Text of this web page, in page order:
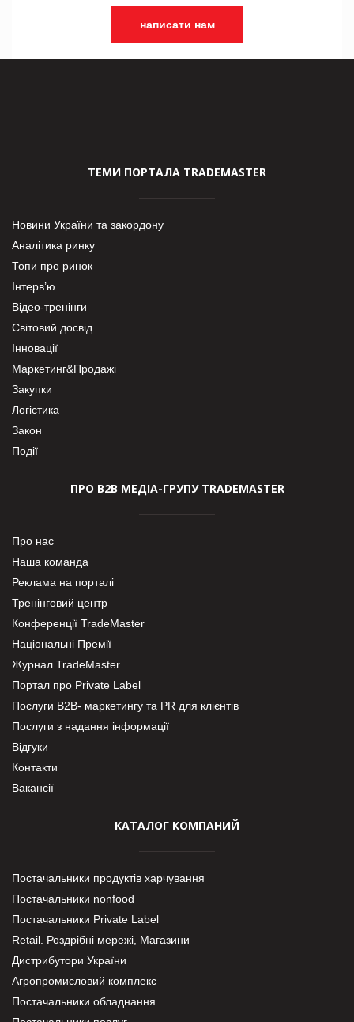
написати нам
ТЕМИ ПОРТАЛА TRADEMASTER
Новини України та закордону
Аналітика ринку
Топи про ринок
Інтерв’ю
Відео-тренінги
Світовий досвід
Інновації
Маркетинг&Продажі
Закупки
Логістика
Закон
Події
ПРО В2В МЕДІА-ГРУПУ TRADEMASTER
Про нас
Наша команда
Реклама на порталі
Тренінговий центр
Конференції TradeMaster
Національні Премії
Журнал TradeMaster
Портал про Private Label
Послуги В2В- маркетингу та PR для клієнтів
Послуги з надання інформації
Відгуки
Контакти
Вакансії
КАТАЛОГ КОМПАНИЙ
Постачальники продуктів харчування
Постачальники nonfood
Постачальники Private Label
Retail. Роздрібні мережі, Магазини
Дистрибутори України
Агропромисловий комплекс
Постачальники обладнання